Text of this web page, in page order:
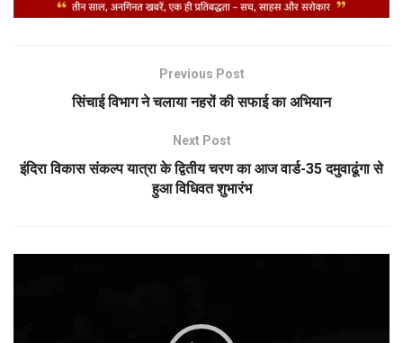
Previous Post
सिंचाई विभाग ने चलाया नहरों की सफाई का अभियान
Next Post
इंदिरा विकास संकल्प यात्रा के द्वितीय चरण का आज वार्ड-35 दमुवाढूंगा से
हुआ विधिवत शुभारंभ